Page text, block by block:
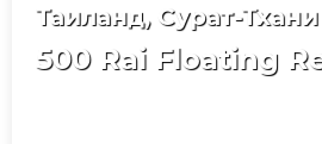
Таиланд, Сурат-Тхани
500 Rai Floating